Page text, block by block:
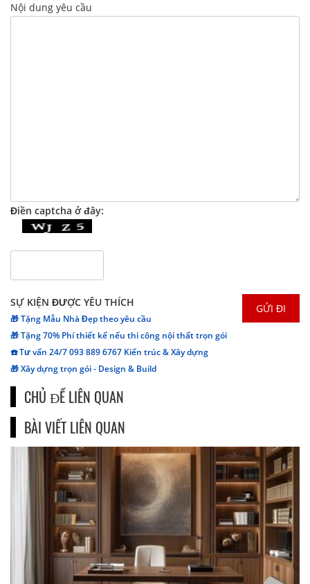
Nội dung yêu cầu
Điền captcha ở đây:
SỰ KIỆN ĐƯỢC YÊU THÍCH
🎁 Tặng Mẫu Nhà Đẹp theo yêu cầu
🎁 Tặng 70% Phí thiết kế nếu thi công nội thất trọn gói
☎️ Tư vấn 24/7 093 889 6767 Kiến trúc & Xây dựng
🎁 Xây dựng trọn gói - Design & Build
CHỦ ĐỀ LIÊN QUAN
BÀI VIẾT LIÊN QUAN